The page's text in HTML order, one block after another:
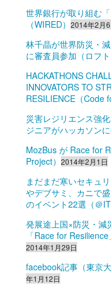
世界銀行が取り組む
（WIRED） 2014年2月6
林千晶が世界防災・
に審査員参加（ロフト
HACKATHONS
INNOVATORS TO
RESILIENCE（Code
災害レジリエンス強
ジニアがハッカソン
MozBus が Race for
Project） 2014年2月1日
まだまだ寒いセキュ
やデブサミ、カニで
のイベント22選（＠IT
発展途上国×防災・減
「Race for
2014年1月29日
facebook記事（東京
年1月12日